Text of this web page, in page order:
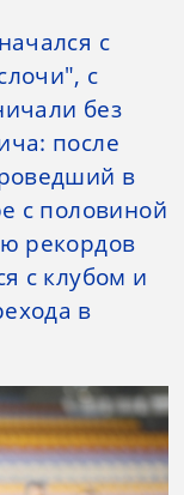
с
с
без
после
в
с половиной
рекордов
с клубом и
в